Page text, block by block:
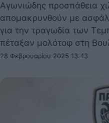
Αγωνιώδης προσπάθεια
απομακρυνθούν με
για την τραγωδία των
πέταξαν μολότοφ στη
28 Φεβρουαρίου 2025 13:43